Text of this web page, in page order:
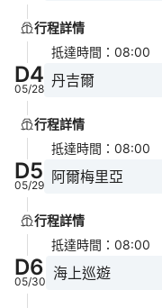
行程詳情
抵達時間 ： 08:00
D4
05/28 丹吉爾
行程詳情
抵達時間 ： 08:00
D5
05/29 阿爾梅里亞
行程詳情
抵達時間 ： 08:00
D6
05/30 海上巡遊